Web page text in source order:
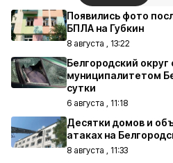
Появились фото
БПЛА на Губкин
8 августа , 13:22
Белгородский
муниципалитетом
сутки
6 августа , 11:18
Десятки домов и
атаках на
8 августа , 11:33